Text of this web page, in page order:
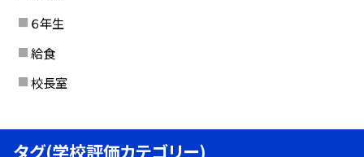
６年生
給食
校長室
タグ(学校評価カテゴリー)